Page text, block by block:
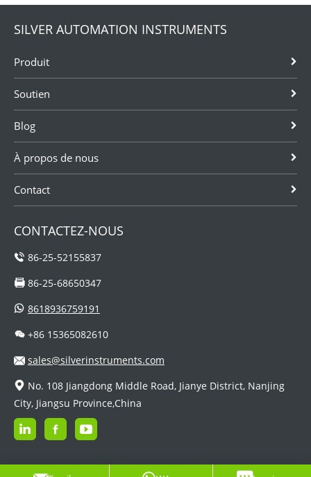
SILVER AUTOMATION INSTRUMENTS
Produit
Soutien
Blog
À propos de nous
Contact
CONTACTEZ-NOUS
86-25-52155837
86-25-68650347
8618936759191
+86 15365082610
sales@silverinstruments.com
No. 108 Jiangdong Middle Road, Jianye District, Nanjing
City, Jiangsu Province,China